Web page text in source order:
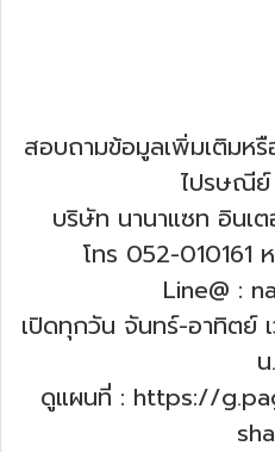
สอบถามข้อมูลเพิ่มเติม
ไปรษณีย์
บริษัท นานาแซท อินเ
โทร 052-010161
Line@ :
เปิดทุกวัน จันทร์-อาทิตย์
น.
ดูแผนที่ : https://